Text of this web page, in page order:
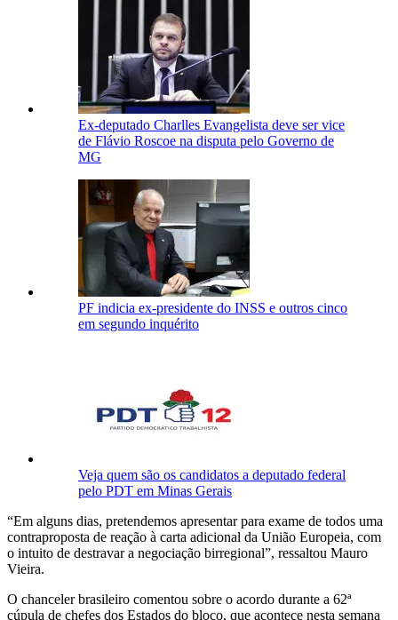
Ex-deputado Charlles Evangelista deve ser vice
de Flávio Roscoe na disputa pelo Governo de
MG
PF indicia ex-presidente do INSS e outros cinco
em segundo inquérito
Veja quem são os candidatos a deputado federal
pelo PDT em Minas Gerais
“Em alguns dias, pretendemos apresentar para exame de todos uma
contraproposta de reação à carta adicional da União Europeia, com
o intuito de destravar a negociação birregional”, ressaltou Mauro
Vieira.
O chanceler brasileiro comentou sobre o acordo durante a 62ª
cúpula de chefes dos Estados do bloco, que acontece nesta semana